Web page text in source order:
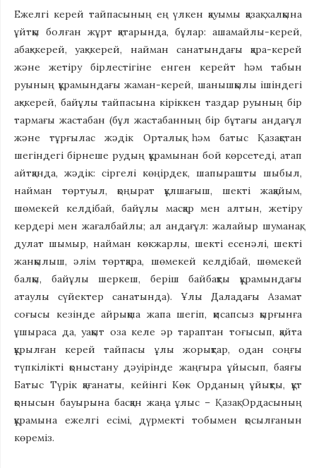
Ежелгі керей тайпасының ең үлкен қауымы қазақ халқына
ұйтқы болған жұрт қатарында, бұлар: ашамайлы-керей,
абақ-керей, уақ-керей, найман санатындағы қара-керей
және жетіру бірлестігіне енген керейт һәм табын
руының құрамындағы жаман-керей, шанышқылы ішіндегі
ақ-керей, байұлы тайпасына кіріккен таздар руының бір
тармағы жастабан (бұл жастабанның бір бұтағы андағұл
және тұрғылас жәдік Орталық һәм батыс Қазақстан
шегіндегі бірнеше рудың құрамынан бой көрсетеді, атап
айтқанда, жәдік: сіргелі көңірдек, шапырашты шыбыл,
найман төртуыл, қоңырат құлшағыш, шекті жақайым,
шөмекей келдібай, байұлы масқар мен алтын, жетіру
кердері мен жағалбайлы; ал андағұл: жалайыр шуманақ,
дулат шымыр, найман көкжарлы, шекті есенәлі, шекті
жанқылыш, әлім төртқара, шөмекей келдібай, шөмекей
балқы, байұлы шеркеш, беріш байбақты құрамындағы
атаулы сүйектер санатында). Ұлы Даладағы Азамат
соғысы кезінде айрықша жапа шегіп, қисапсыз қырғынға
ұшыраса да, уақыт оза келе әр тараптан тоғысып, қайта
құрылған керей тайпасы ұлы жорықтар, одан соңғы
түпкілікті қоныстану дәуірінде жаңғыра ұйысып, баяғы
Батыс Түрік қағанаты, кейінгі Көк Орданың ұйықты, құт
қонысын бауырына басқан жаңа ұлыс – Қазақ Ордасының
құрамына ежелгі есімі, дүрмекті тобымен қосылғанын
көреміз.